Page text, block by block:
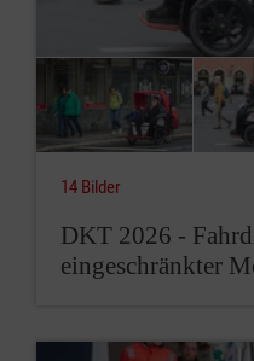
14 Bilder
DKT 2026 -
eingeschränkter